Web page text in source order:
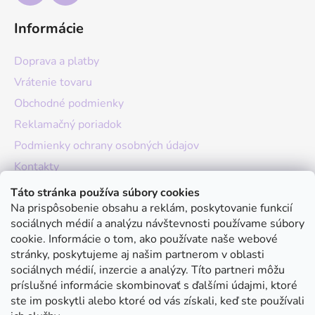
Táto stránka používa súbory cookies
Na prispôsobenie obsahu a reklám, poskytovanie funkcií
sociálnych médií a analýzu návštevnosti používame súbory
cookie. Informácie o tom, ako používate naše webové
stránky, poskytujeme aj našim partnerom v oblasti
sociálnych médií, inzercie a analýzy. Títo partneri môžu
príslušné informácie skombinovať s ďalšími údajmi, ktoré
ste im poskytli alebo ktoré od vás získali, keď ste používali
Informácie
Doprava a platby
Vrátenie tovaru
Obchodné podmienky
Reklamačný poriadok
Podmienky ochrany osobných údajov
Kontakty
O nás
Hodnotenie obchodu
Moja objednávka
Instagram